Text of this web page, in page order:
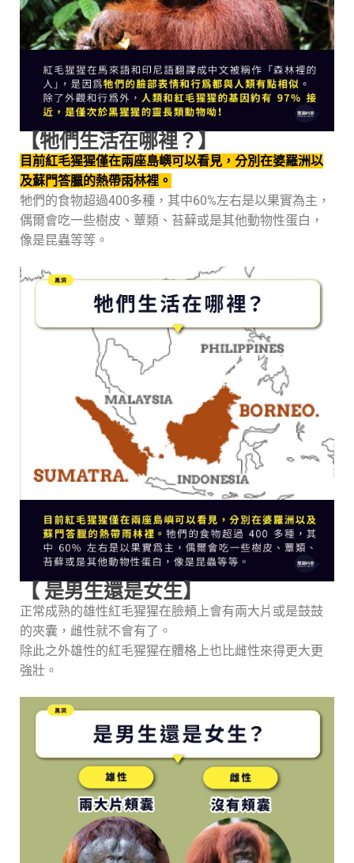
【牠們生活在哪裡？】
目前紅毛猩猩僅在兩座島嶼可以看見，分別在婆羅洲以
及蘇門答臘的熱帶雨林裡。
牠們的食物超過400多種，其中60%左右是以果實為主，
偶爾會吃一些樹皮、蕈類、苔蘚或是其他動物性蛋白，
像是昆蟲等等。
【 是男生還是女生】
正常成熟的雄性紅毛猩猩在臉頰上會有兩大片或是鼓鼓
的夾囊，雌性就不會有了。
除此之外雄性的紅毛猩猩在體格上也比雌性來得更大更
強壯。